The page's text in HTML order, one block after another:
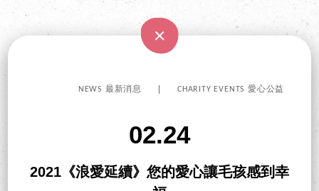
NEWS 最新消息 CHARITY EVENTS 愛心公益
02.24
2021《浪愛延續》您的愛心讓毛孩感到幸